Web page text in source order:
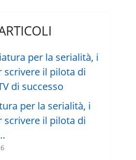
per la serialità, i
scrivere il pilota di